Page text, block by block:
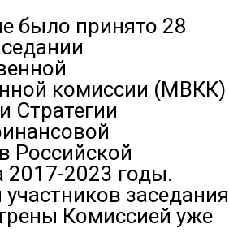
было принято 28
комиссии (МВКК)
Стратегии
Российской
2017-2023 годы.
заседания
Комиссией уже